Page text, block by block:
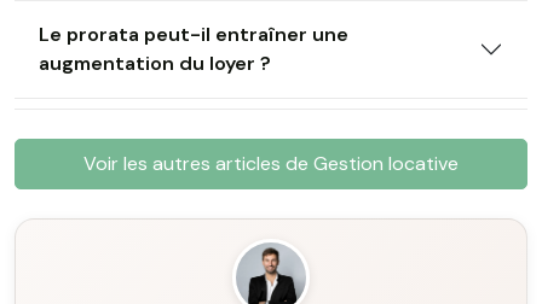
Le prorata peut-il entraîner une
augmentation du loyer ?
Voir les autres articles de Gestion locative